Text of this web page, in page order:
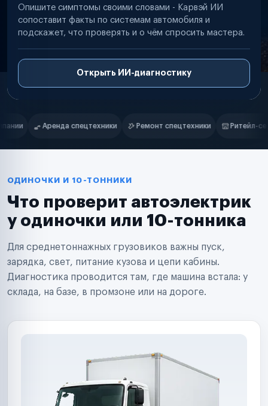
Опишите симптомы своими словами - Карвэй ИИ
сопоставит факты по системам автомобиля и
подскажет, что проверять и о чём спросить мастера.
Открыть ИИ-диагностику
Нам доверяют
спецтехники Ритейл-сети Управляющие компании
Маркетплейсы
Таксопарки
Автодилеры
Поставщики запчастей
Аренда спецтехники
Ремонт спецтехники
Ритейл-сети
Управляющие компании
Страховые компании
ОДИНОЧКИ И 10-ТОННИКИ
Что проверит автоэлектрик
у одиночки или 10-тонника
Для среднетоннажных грузовиков важны пуск,
зарядка, свет, питание кузова и цепи кабины.
Диагностика проводится там, где машина встала: у
склада, на базе, в промзоне или на дороге.